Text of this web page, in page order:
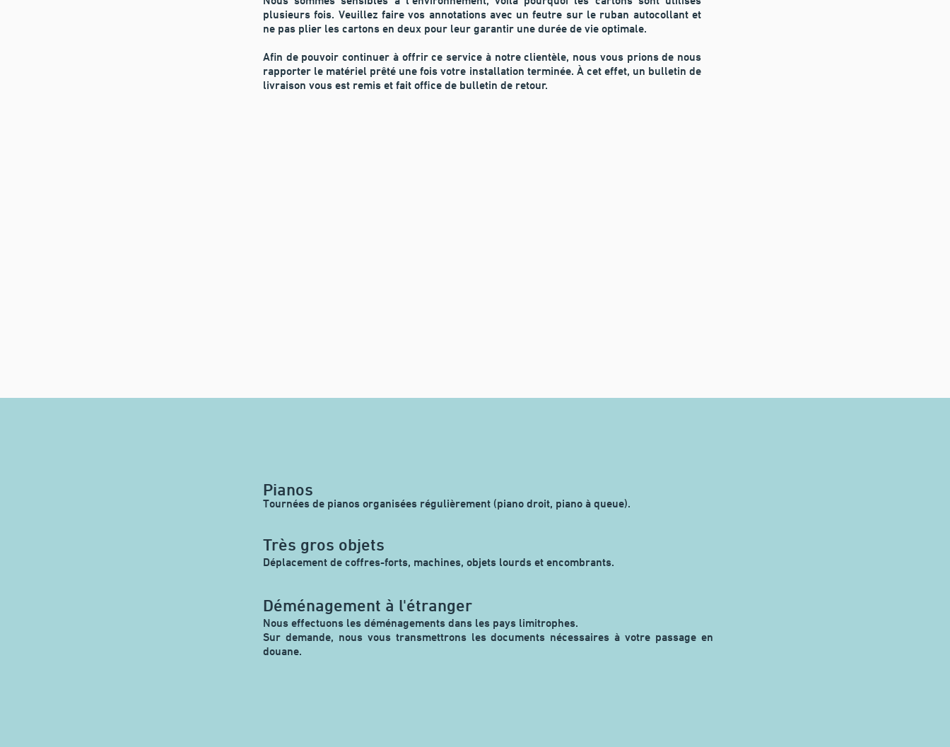
plusieurs fois. Veuillez faire vos annotations avec un feutre sur le ruban autocollant et
ne pas plier les cartons en deux pour leur garantir une durée de vie optimale.
Afin de pouvoir continuer à offrir ce service à notre clientèle, nous vous prions de nous
rapporter le matériel prêté une fois votre installation terminée. À cet effet, un bulletin de
livraison vous est remis et fait office de bulletin de retour.
Pianos
Tournées de pianos organisées régulièrement (piano droit, piano à queue).
Très gros objets
Déplacement de coffres-forts, machines, objets lourds et encombrants.
Déménagement à l'étranger
Nous effectuons les déménagements dans les pays limitrophes.
Sur demande, nous vous transmettrons les documents nécessaires à votre passage en
douane.